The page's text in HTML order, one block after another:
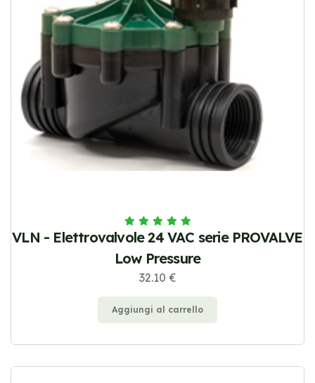
VLN - Elettrovalvole 24 VAC serie PROVALVE
Low Pressure
32.10 €
Aggiungi al carrello